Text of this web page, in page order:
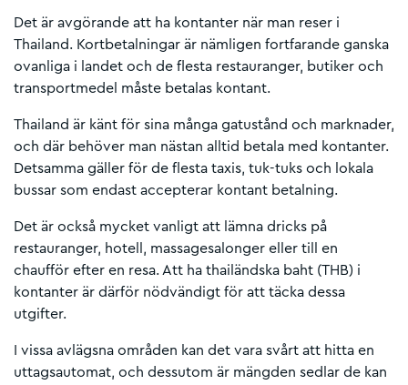
Det är avgörande att ha kontanter när man reser i
Thailand. Kortbetalningar är nämligen fortfarande ganska
ovanliga i landet och de flesta restauranger, butiker och
transportmedel måste betalas kontant.
Thailand är känt för sina många gatustånd och marknader,
och där behöver man nästan alltid betala med kontanter.
Detsamma gäller för de flesta taxis, tuk-tuks och lokala
bussar som endast accepterar kontant betalning.
Det är också mycket vanligt att lämna dricks på
restauranger, hotell, massagesalonger eller till en
chaufför efter en resa. Att ha thailändska baht (THB) i
kontanter är därför nödvändigt för att täcka dessa
utgifter.
I vissa avlägsna områden kan det vara svårt att hitta en
uttagsautomat, och dessutom är mängden sedlar de kan